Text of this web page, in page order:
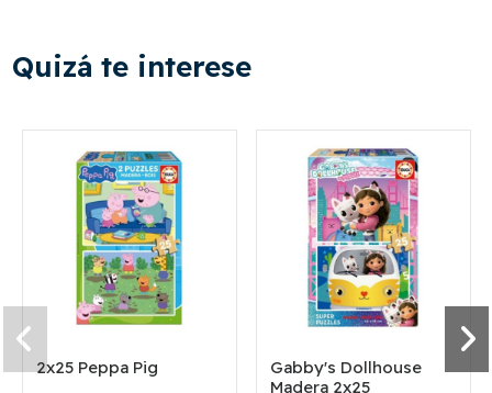
Quizá te interese
2x25 Peppa Pig
Gabby's Dollhouse
Madera 2x25